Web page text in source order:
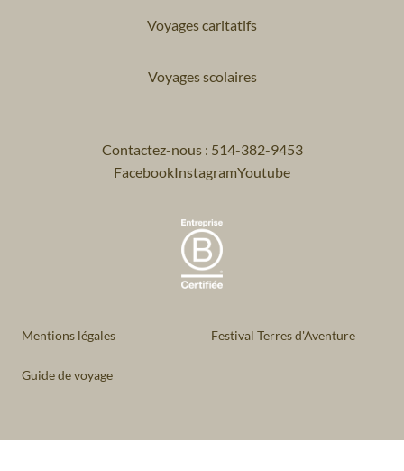
Voyages caritatifs
Voyages scolaires
Contactez-nous : 514-382-9453
FacebookInstagramYoutube
Mentions légales Festival Terres d'Aventure
Guide de voyage